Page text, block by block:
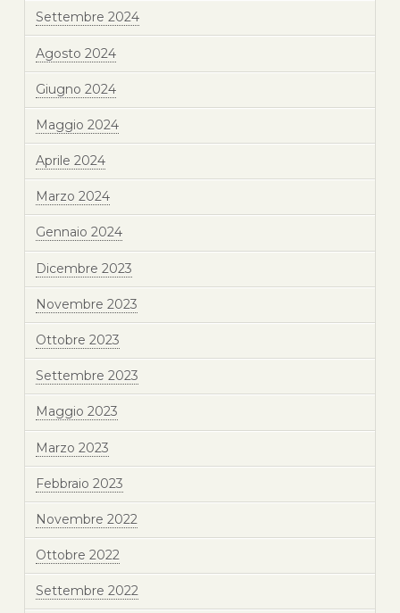
Settembre 2024
Agosto 2024
Giugno 2024
Maggio 2024
Aprile 2024
Marzo 2024
Gennaio 2024
Dicembre 2023
Novembre 2023
Ottobre 2023
Settembre 2023
Maggio 2023
Marzo 2023
Febbraio 2023
Novembre 2022
Ottobre 2022
Settembre 2022